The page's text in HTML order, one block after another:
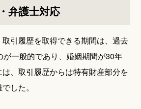
弁護士対応
引履歴を取得できる期間は、過去
が一般的であり、婚姻期間が30年
、取引履歴からは特有財産部分を
した。